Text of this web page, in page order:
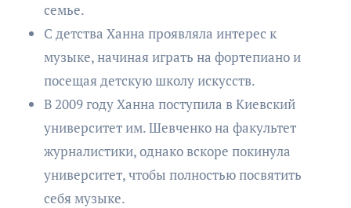
семье.
С детства Ханна проявляла интерес к
музыке, начиная играть на фортепиано и
посещая детскую школу искусств.
В 2009 году Ханна поступила в Киевский
университет им. Шевченко на факультет
журналистики, однако вскоре покинула
университет, чтобы полностью посвятить
себя музыке.